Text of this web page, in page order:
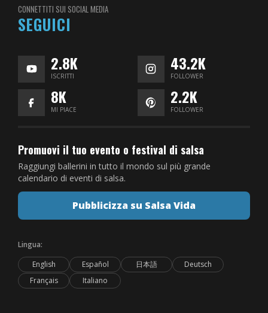
CONNETTITI SUI SOCIAL MEDIA
SEGUICI
2.8K
ISCRITTI
43.2K
FOLLOWER
8K
MI PIACE
2.2K
FOLLOWER
Promuovi il tuo evento o festival di salsa
Raggiungi ballerini in tutto il mondo sul più grande
calendario di eventi di salsa.
Pubblicizza su Salsa Vida
Lingua:
English
Español 日本語
Deutsch
Français
Italiano